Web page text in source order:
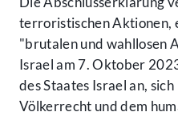
terroristischen Aktionen,
"brutalen und wahllosen
Israel am 7. Oktober
des Staates Israel an,
Völkerrecht und dem